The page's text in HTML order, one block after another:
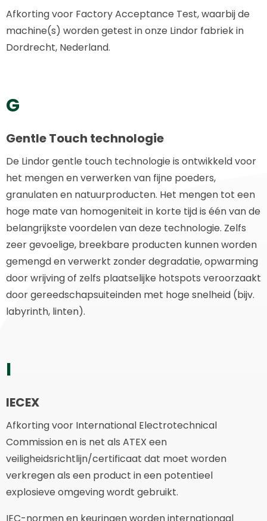
Afkorting voor Factory Acceptance Test, waarbij de
machine(s) worden getest in onze Lindor fabriek in
Dordrecht, Nederland.
G
Gentle Touch technologie
De Lindor gentle touch technologie is ontwikkeld voor
het mengen en verwerken van fijne poeders,
granulaten en natuurproducten. Het mengen tot een
hoge mate van homogeniteit in korte tijd is één van de
belangrijkste voordelen van deze technologie. Zelfs
zeer gevoelige, breekbare producten kunnen worden
gemengd en verwerkt zonder degradatie, opwarming
door wrijving of zelfs plaatselijke hotspots veroorzaakt
door gereedschapsuiteinden met hoge snelheid (bijv.
labyrinth, linten).
I
IECEX
Afkorting voor International Electrotechnical
Commission en is net als ATEX een
veiligheidsrichtlijn/certificaat dat moet worden
verkregen als een product in een potentieel
explosieve omgeving wordt gebruikt.
IEC-normen en keuringen worden internationaal